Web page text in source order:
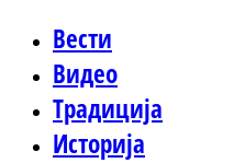
Вести
Видео
Традиција
Историја